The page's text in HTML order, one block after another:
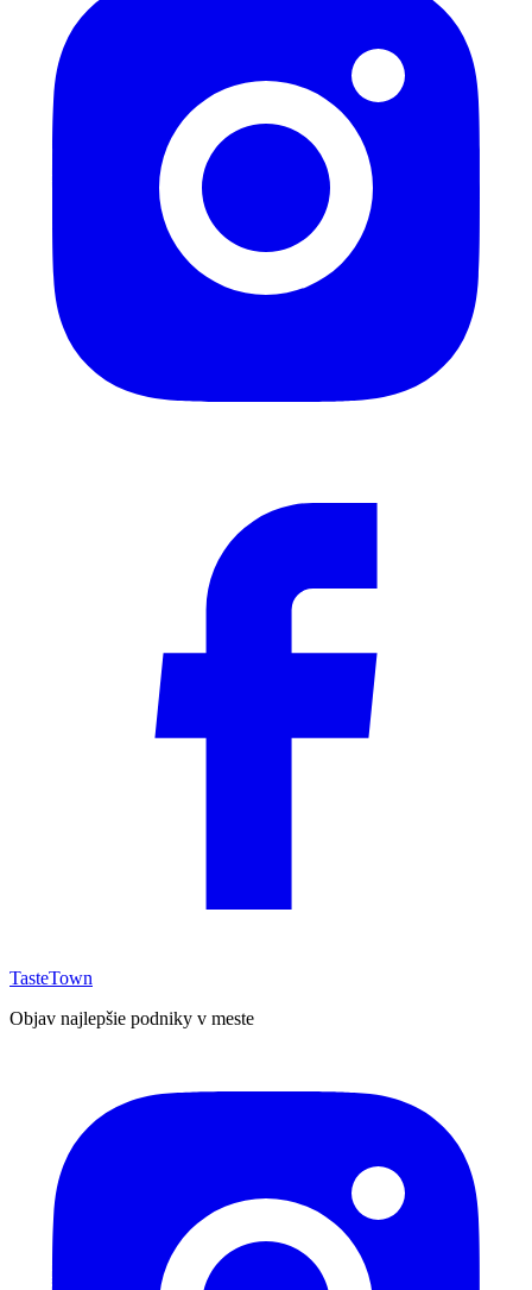
TasteTown
Objav najlepšie podniky v meste